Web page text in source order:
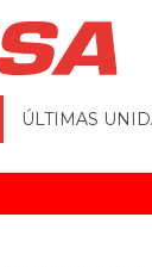
ÚLTIMAS